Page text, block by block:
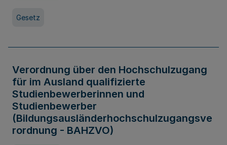
Gesetz
Verordnung über den Hochschulzugang
für im Ausland qualifizierte
Studienbewerberinnen und
Studienbewerber
(Bildungsausländerhochschulzugangsve
rordnung - BAHZVO)